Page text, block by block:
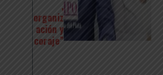
,
organiz
ación y
coraje”